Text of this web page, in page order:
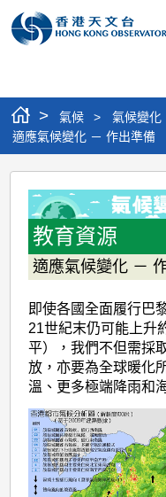
> 氣候 > 氣候變化
適應氣候變化 － 作出準備
適
應
氣
候
化
－
作
出
準
備
教育資源
適應氣候變化 －
即使各國全面履行巴
21世紀末仍可能上升
平），我們不但需採
放，亦要為全球暖化
溫、更多極端降雨和